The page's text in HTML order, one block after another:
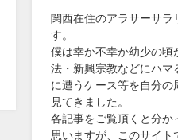
関西在住のアラサーサラ
す。
僕は幸か不幸か幼少の頃
法・新興宗教などにハマ
に遭うケース等を自分の
見てきました。
各記事をご覧頂くと分か
思いますが、このサイト